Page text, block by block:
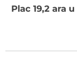
Plac 19,2 ara